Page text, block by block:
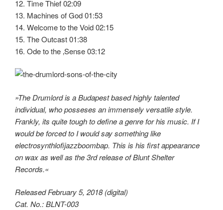
12. Time Thief 02:09
13. Machines of God 01:53
14. Welcome to the Void 02:15
15. The Outcast 01:38
16. Ode to the ‚Sense 03:12
»The Drumlord is a Budapest based highly talented
individual, who posseses an immensely versatile style.
Frankly, its quite tough to define a genre for his music. If I
would be forced to I would say something like
electrosynthlofijazzboombap. This is his first appearance
on wax as well as the 3rd release of Blunt Shelter
Records.«
Released February 5, 2018 (digital)
Cat. No.: BLNT-003